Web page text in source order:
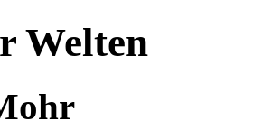
Welten